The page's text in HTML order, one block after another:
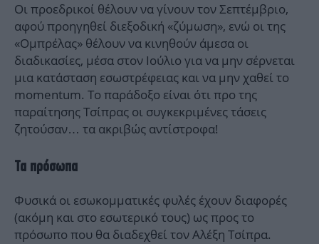
Οι προεδρικοί θέλουν να γίνουν τον Σεπτέμβριο,
αφού προηγηθεί διεξοδική «ζύμωση», ενώ οι της
«Ομπρέλας» θέλουν να κινηθούν άμεσα οι
διαδικασίες, μέσα στον Ιούλιο για να μην σέρνεται
μια κατάσταση εσωστρέφειας και να μην χαθεί το
momentum. Το παράδοξο είναι ότι προ της
παραίτησης Τσίπρας οι συγκεκριμένες τάσεις
ζητούσαν… τα ακριβώς αντίστροφα!
Τα πρόσωπα
Φυσικά οι εσωκομματικές φυλές έχουν διαφορές
(ακόμη και στο εσωτερικό τους) ως προς το
πρόσωπο που θα διαδεχθεί τον Αλέξη Τσίπρα.